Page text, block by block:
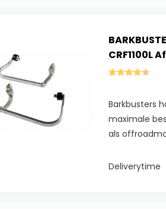
CRF1100L
Barkbusters
maximale
als
Deliverytime